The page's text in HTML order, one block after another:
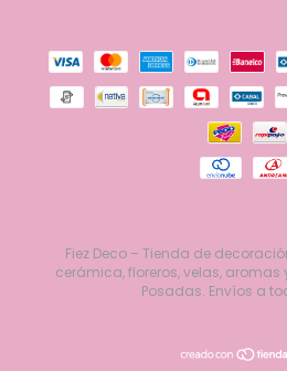
Fiez Deco – Tienda de
cerámica, floreros, velas,
Posadas. Envíos a